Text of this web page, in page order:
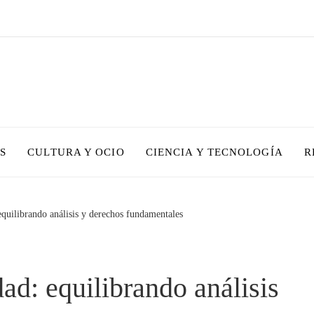
CULTURA Y OCIO CIENCIA Y TECNOLOGÍA
análisis y derechos fundamentales
equilibrando análisis